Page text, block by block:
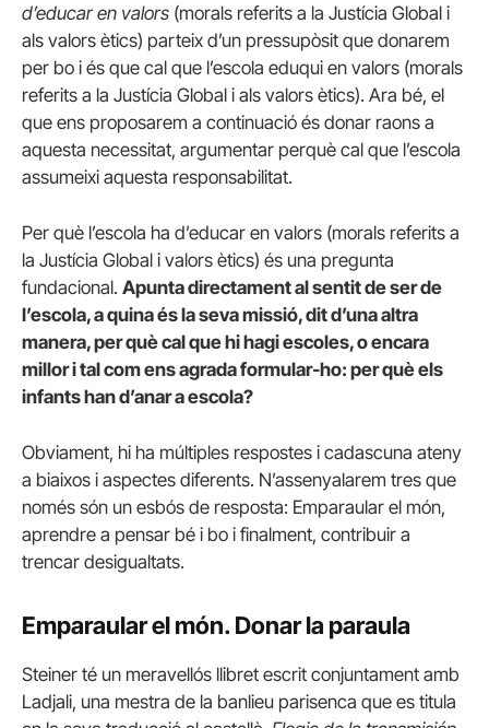
d’educar en valors (morals referits a la Justícia Global i
als valors ètics) parteix d’un pressupòsit que donarem
per bo i és que cal que l’escola eduqui en valors (morals
referits a la Justícia Global i als valors ètics). Ara bé, el
que ens proposarem a continuació és donar raons a
aquesta necessitat, argumentar perquè cal que l’escola
assumeixi aquesta responsabilitat.
Per què l’escola ha d’educar en valors (morals referits a
la Justícia Global i valors ètics) és una pregunta
fundacional. Apunta directament al sentit de ser de
l’escola, a quina és la seva missió, dit d’una altra
manera, per què cal que hi hagi escoles, o encara
millor i tal com ens agrada formular-ho: per què els
infants han d’anar a escola?
Obviament, hi ha múltiples respostes i cadascuna ateny
a biaixos i aspectes diferents. N’assenyalarem tres que
només són un esbós de resposta: Emparaular el món,
aprendre a pensar bé i bo i finalment, contribuir a
trencar desigualtats.
Emparaular el món. Donar la paraula
Steiner té un meravellós llibret escrit conjuntament amb
Ladjali, una mestra de la banlieu parisenca que es titula